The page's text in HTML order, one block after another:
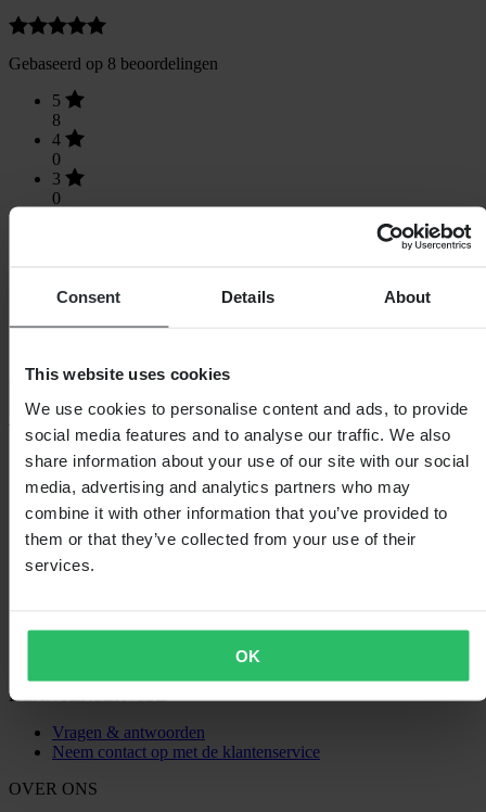
Consent Details About
This website uses cookies
We use cookies to personalise content and ads, to provide
social media features and to analyse our traffic. We also
share information about your use of our site with our social
media, advertising and analytics partners who may
combine it with other information that you’ve provided to
them or that they’ve collected from your use of their
services.
OK
Gebaseerd op 8 beoordelingen
5
8
4
0
3
0
SHOPPEN
Algemene Voorwaarden
Privacybeleid
Verzending & levering
Betaling
Retourneren
KLANTENSERVICE
Vragen & antwoorden
Neem contact op met de klantenservice
OVER ONS